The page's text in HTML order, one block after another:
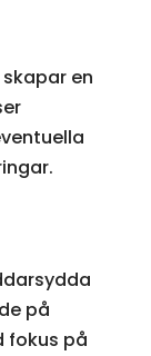
en
på
fokus på